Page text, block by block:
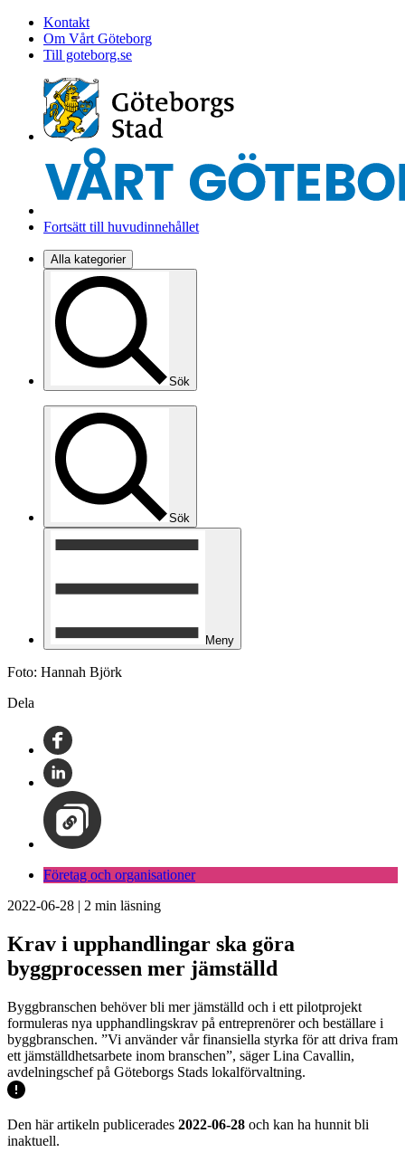
Kontakt
Om Vårt Göteborg
Till goteborg.se
Fortsätt till huvudinnehållet
Alla kategorier
Sök
Sök
Meny
Foto: Hannah Björk
Dela
Företag och organisationer
2022-06-28 | 2 min läsning
Krav i upphandlingar ska göra
byggprocessen mer jämställd
Byggbranschen behöver bli mer jämställd och i ett pilotprojekt
formuleras nya upphandlingskrav på entreprenörer och beställare i
byggbranschen. ”Vi använder vår finansiella styrka för att driva fram
ett jämställdhetsarbete inom branschen”, säger Lina Cavallin,
avdelningschef på Göteborgs Stads lokalförvaltning.
Den här artikeln publicerades 2022-06-28 och kan ha hunnit bli
inaktuell.